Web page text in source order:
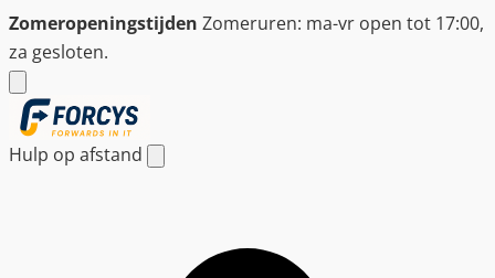
Ga
naar
de
inhoud
Zomeropeningstijden Zomeruren: ma-vr open tot 17:00,
za gesloten.
Hulp op afstand